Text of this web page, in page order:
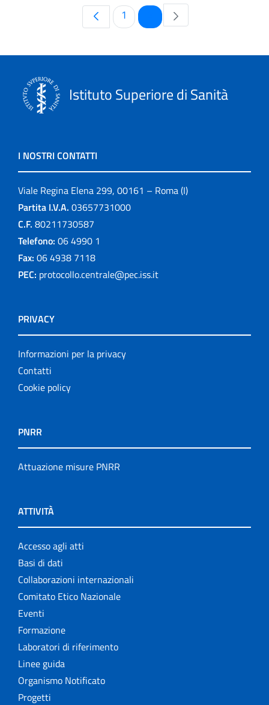
Pagina
1 Pagina
Istituto Superiore di Sanità
I NOSTRI CONTATTI
Viale Regina Elena 299, 00161 – Roma (I)
Partita I.V.A. 03657731000
C.F. 80211730587
Telefono: 06 4990 1
Fax: 06 4938 7118
PEC: protocollo.centrale@pec.iss.it
PRIVACY
Informazioni per la privacy
Contatti
Cookie policy
PNRR
Attuazione misure PNRR
ATTIVITÀ
Accesso agli atti
Basi di dati
Collaborazioni internazionali
Comitato Etico Nazionale
Eventi
Formazione
Laboratori di riferimento
Linee guida
Organismo Notificato
Progetti